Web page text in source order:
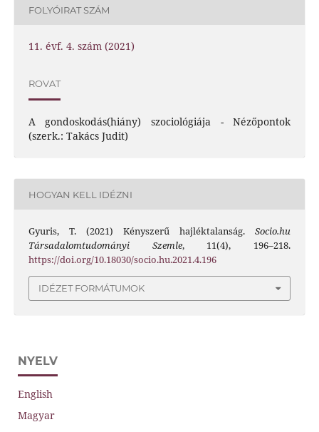
FOLYÓIRAT SZÁM
11. évf. 4. szám (2021)
ROVAT
A gondoskodás(hiány) szociológiája - Nézőpontok
(szerk.: Takács Judit)
HOGYAN KELL IDÉZNI
Gyuris, T. (2021) Kényszerű hajléktalanság.Socio.hu
Társadalomtudományi Szemle, 11(4), 196–218.
https://doi.org/10.18030/socio.hu.2021.4.196
IDÉZET FORMÁTUMOK
NYELV
English
Magyar